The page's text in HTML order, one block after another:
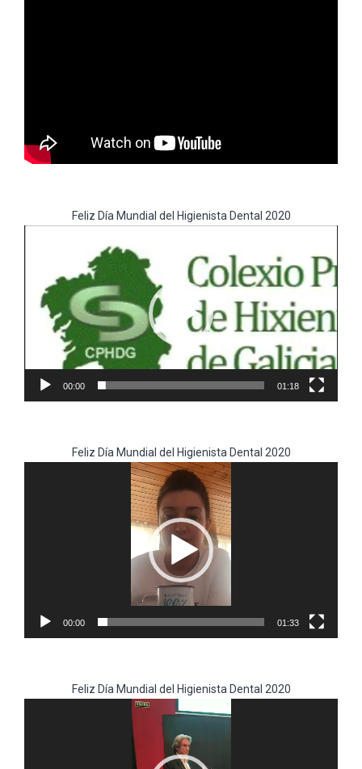
Feliz Día Mundial del Higienista Dental 2020
vídeo
00:00 01:18
Feliz Día Mundial del Higienista Dental 2020
Reproductor
de
vídeo
00:00 01:33
Feliz Día Mundial del Higienista Dental 2020
vídeo